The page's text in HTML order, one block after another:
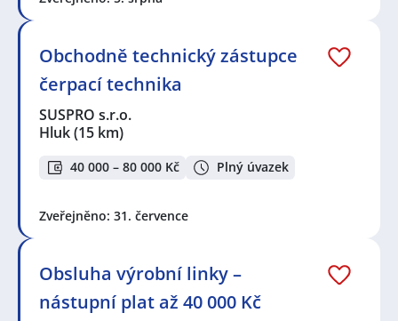
Obchodně technický zástupce
čerpací technika
SUSPRO s.r.o.
Hluk(15 km)
40 000 – 80 000 Kč Plný úvazek
Zveřejněno: 31. července
Obsluha výrobní linky –
nástupní plat až 40 000 Kč